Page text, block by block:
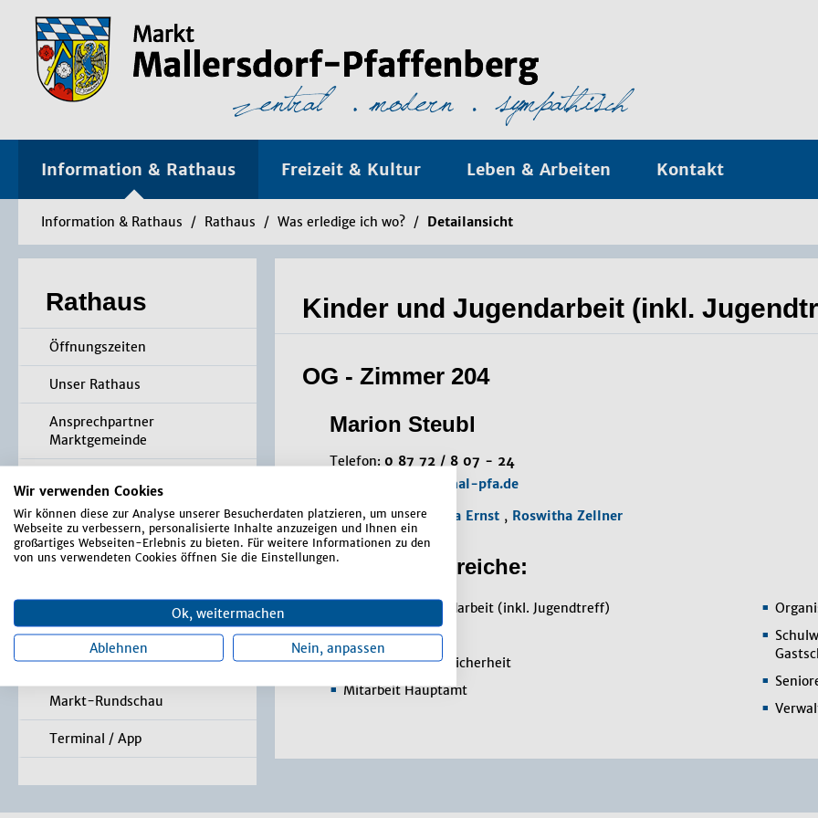
Wir verwenden Cookies
Wir können diese zur Analyse unserer Besucherdaten platzieren, um unsere
Webseite zu verbessern, personalisierte Inhalte anzuzeigen und Ihnen ein
großartiges Webseiten-Erlebnis zu bieten. Für weitere Informationen zu den
von uns verwendeten Cookies öffnen Sie die Einstellungen.
Ok, weitermachen
Ablehnen Nein, anpassen
Information & Rathaus Freizeit & Kultur Leben & Arbeiten Kontakt
Information & Rathaus / Rathaus / Was erledige ich wo? / Detailansicht
Kinder und Jugendarbeit (inkl.
OG - Zimmer 204
Marion Steubl
Telefon: 0 87 72 / 8 07 - 24
m.steubl@mal-pfa.de
Vertretung: Manuela Ernst , Roswitha Zellner
Aufgabenbereiche:
Kinder und Jugendarbeit (inkl. Jugendtreff)
Lohnbuchhaltung
Mitarbeit Arbeitssicherheit
Mitarbeit Hauptamt
Rathaus
Öffnungszeiten
Unser Rathaus
Ansprechpartner
Marktgemeinde
Was erledige ich wo?
Bürger-Service-Portal /
Satzungen, Verordnungen,
Richtlinien
Markt-Rundschau
Terminal / App